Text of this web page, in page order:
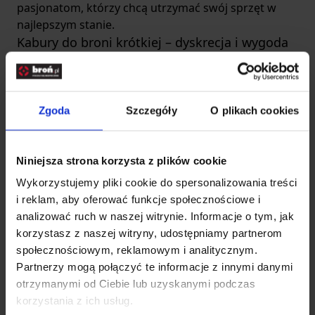
Zgoda Szczegóły O plikach cookies
Niniejsza strona korzysta z plików cookie
Wykorzystujemy pliki cookie do spersonalizowania treści
i reklam, aby oferować funkcje społecznościowe i
analizować ruch w naszej witrynie. Informacje o tym, jak
korzystasz z naszej witryny, udostępniamy partnerom
społecznościowym, reklamowym i analitycznym.
Partnerzy mogą połączyć te informacje z innymi danymi
otrzymanymi od Ciebie lub uzyskanymi podczas
korzystania z ich usług.
pasjonatom, którzy chcą utrzymać swój sprzęt w
najlepszym stanie.
Kabury do broni krótkiej – dyskrecja i wygoda
Kabury do broni krótkiej
to inwestycja, którą warto
poczynić niezależnie od przeznaczenia broni.
skutecznie chronią przed jej kradzieżą. Pomagają
również uniknąć wzroku przechodniów, gdy ich
intuicyjnym zapięciom pokrowiec doskonale trzyma
się paska. W większości egzemplarzy zastosowano
łatwo dostępny przycisk, aby szybko chwycić broń w
razie potrzeby.
Należy wspomnieć też o specjalistycznych
systemach trzymania i mocowania, ponieważ to
dzięki nim pistolet nie wypada, nawet w trakcie
sprintu. Osoby, które pracują w dużych skupiskach
ludzi z bronią, po jednym użyciu kabury zabierają ją